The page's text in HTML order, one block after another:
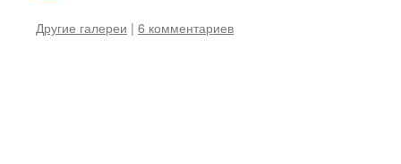
Другие галереи | 6 комментариев